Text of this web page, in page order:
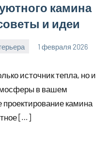
камина
и идеи
1 февраля 2026
источник тепла, но и
в вашем
камина
[…]